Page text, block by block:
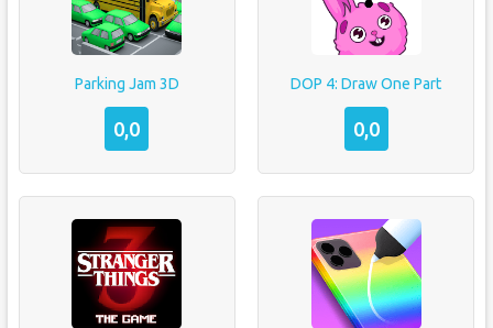
Parking Jam 3D
0,0
DOP 4: Draw One Part
0,0